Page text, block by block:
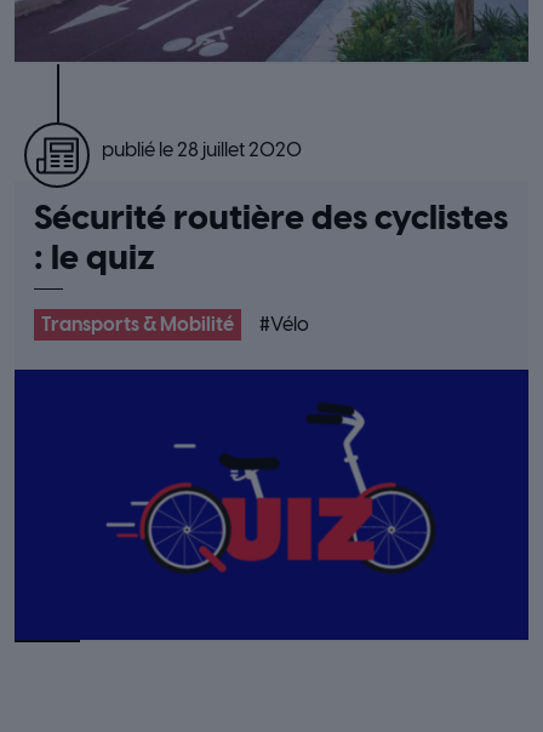
publié le 28 juillet 2020
Sécurité routière des cyclistes
: le quiz
Transports & Mobilité #Vélo